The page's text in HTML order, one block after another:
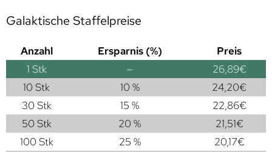
Galaktische Staffelpreise
Anzahl Ersparnis (%)
Preis
1 Stk — 26,89€
10 Stk
10 % 24,20€
30 Stk
15 % 22,86€
50 Stk
20 % 21,51€
100 Stk
25 % 20,17€